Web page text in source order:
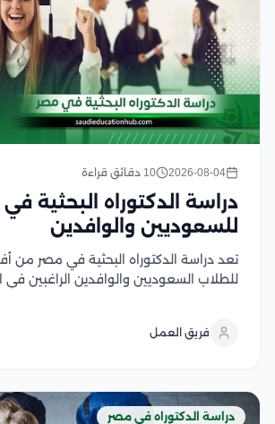
2026-08-04 10 دقائق قراءة
دراسة الدكتوراه البحثية
للسعوديين والوافدين
تعد دراسة الدكتوراه البحثية في مصر من
للطلاب السعوديين والوافدين الراغبين
النظام بالتركيز على إعداد رسالة علمية
فريق العمل
دراسة الدكتوراه في مصر